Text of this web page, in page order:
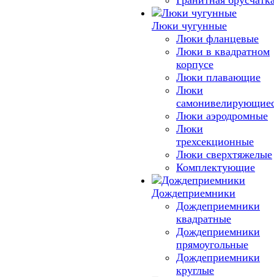
Люки чугунные
Люки фланцевые
Люки в квадратном
корпусе
Люки плавающие
Люки
Люки аэродромные
Люки
трехсекционные
Люки сверхтяжелые
Комплектующие
Дождеприемники
Дождеприемники
квадратные
Дождеприемники
прямоугольные
Дождеприемники
круглые